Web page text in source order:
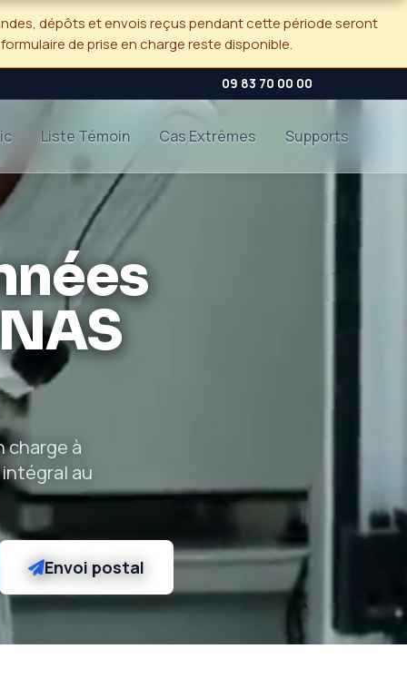
dépôts et envois reçus pendant cette période seront
de prise en charge reste disponible.
09 83 70 00 00
Liste Témoin Cas Extrêmes Supports
charge à
au
Envoi postal